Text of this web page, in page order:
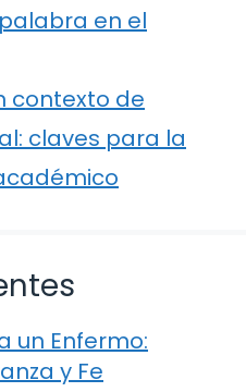
en el
contexto de
claves para la
un Enfermo:
y Fe